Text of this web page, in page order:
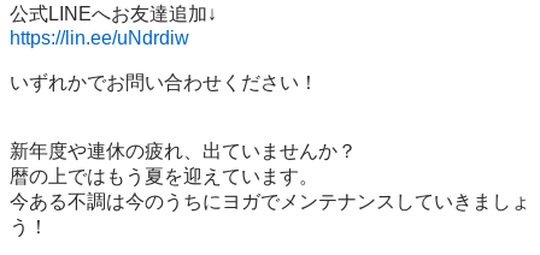
https://lin.ee/uNdrdiw
いずれかでお問い合わせください！
新年度や連休の疲れ、出ていませんか？
暦の上ではもう夏を迎えています。
今ある不調は今のうちにヨガでメンテナンスしていきましょ
う！